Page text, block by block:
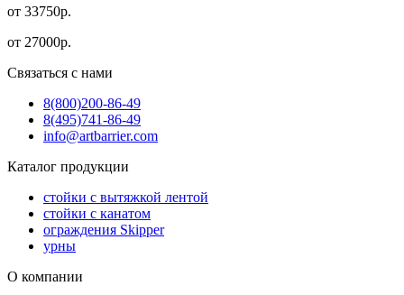
от 33750р.
от 27000р.
Связаться с нами
8(800)200-86-49
8(495)741-86-49
info@artbarrier.com
Каталог продукции
стойки с вытяжкой лентой
стойки с канатом
ограждения Skipper
урны
О компании